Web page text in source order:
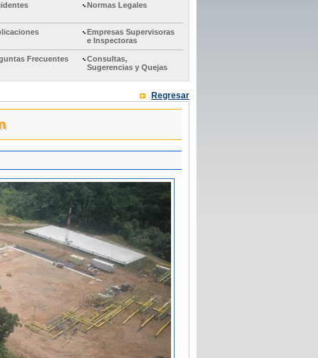
Normas Legales
Empresas Supervisoras
e Inspectoras
Frecuentes
Consultas,
Sugerencias y Quejas